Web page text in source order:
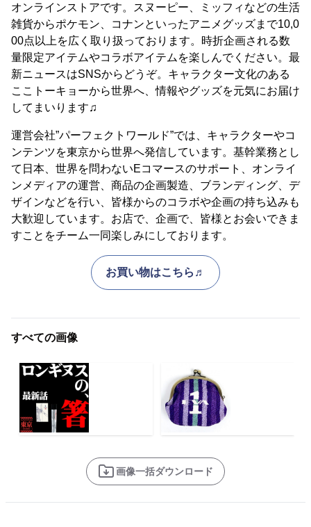
オンラインストアです。スヌーピー、ミッフィなどの生活
雑貨からポケモン、コナンといったアニメグッズまで10,0
00点以上を広く取り扱っております。時折企画される数
量限定アイテムやコラボアイテムを楽しんでください。最
新ニュースはSNSからどうぞ。キャラクター文化のある
ここトーキョーから世界へ、情報やグッズを元気にお届け
してまいります♫
運営会社”パーフェクトワールド”では、キャラクターやコ
ンテンツを東京から世界へ発信しています。基幹業務とし
て日本、世界を問わないEコマースのサポート、オンライ
ンメディアの運営、商品の企画製造、ブランディング、デ
ザインなどを行い、皆様からのコラボや企画の持ち込みも
大歓迎しています。お店で、企画で、皆様とお会いできま
すことをチーム一同楽しみにしております。
お買い物はこちら♬
すべての画像
画像一括ダウンロード